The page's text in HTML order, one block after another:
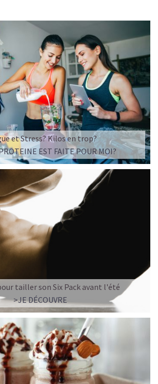
et Stress? Kilos en trop?
EST FAITE POUR MOI?
tailler son Six Pack avant l'été
>JE DÉCOUVRE